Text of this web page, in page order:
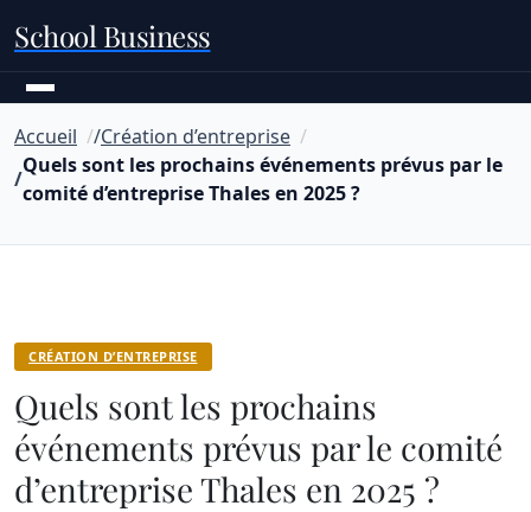
School Business
Accueil
Création d’entreprise
Quels sont les prochains événements prévus par le
comité d’entreprise Thales en 2025 ?
CRÉATION D’ENTREPRISE
Quels sont les prochains
événements prévus par le comité
d’entreprise Thales en 2025 ?